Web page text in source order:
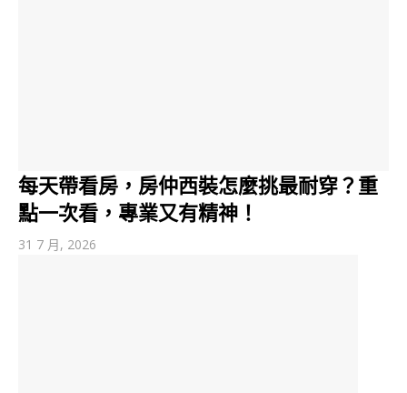
每天帶看房，房仲西裝怎麼挑最耐穿？重
點一次看，專業又有精神！
31 7 月, 2026